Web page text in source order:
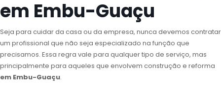
em Embu-Guaçu
Seja para cuidar da casa ou da empresa, nunca devemos contratar
um profissional que não seja especializado na função que
precisamos. Essa regra vale para qualquer tipo de serviço, mas
principalmente para aqueles que envolvem construção e reforma
em Embu-Guaçu.